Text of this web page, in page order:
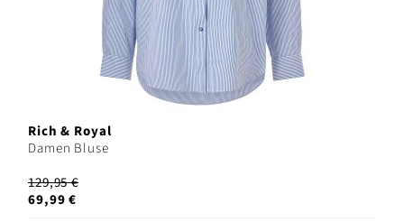
Rich & Royal
Damen Bluse
129,95 €
69,99 €